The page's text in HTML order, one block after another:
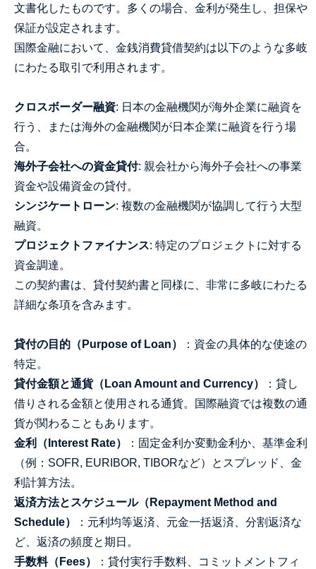
文書化したものです。多くの場合、金利が発生し、担保や
保証が設定されます。
国際金融において、金銭消費貸借契約は以下のような多岐
にわたる取引で利用されます。
クロスボーダー融資: 日本の金融機関が海外企業に融資を
行う、または海外の金融機関が日本企業に融資を行う場
合。
海外子会社への資金貸付: 親会社から海外子会社への事業
資金や設備資金の貸付。
シンジケートローン: 複数の金融機関が協調して行う大型
融資。
プロジェクトファイナンス: 特定のプロジェクトに対する
資金調達。
この契約書は、貸付契約書と同様に、非常に多岐にわたる
詳細な条項を含みます。
貸付の目的（Purpose of Loan）
：資金の具体的な使途の
特定。
貸付金額と通貨（Loan Amount and Currency）
：貸し
借りされる金額と使用される通貨。国際融資では複数の通
貨が関わることもあります。
金利（Interest Rate）
：固定金利か変動金利か、基準金利
（例：SOFR, EURIBOR, TIBORなど）とスプレッド、金
利計算方法。
返済方法とスケジュール（Repayment Method and
Schedule）
：元利均等返済、元金一括返済、分割返済な
ど、返済の頻度と期日。
手数料（Fees）
：貸付実行手数料、コミットメントフィ